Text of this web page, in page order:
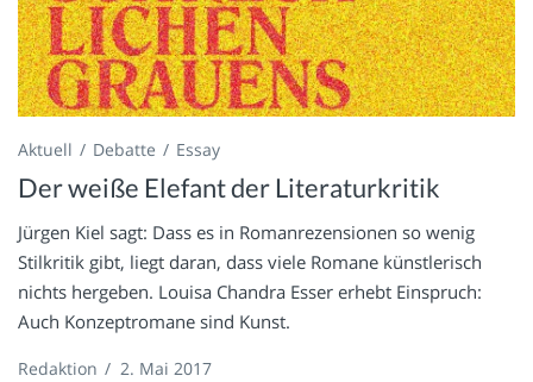
Aktuell Debatte Essay
Der weiße Elefant der Literaturkritik
Jürgen Kiel sagt: Dass es in Romanrezensionen so wenig
Stilkritik gibt, liegt daran, dass viele Romane künstlerisch
nichts hergeben. Louisa Chandra Esser erhebt Einspruch:
Auch Konzeptromane sind Kunst.
Redaktion / 2. Mai 2017